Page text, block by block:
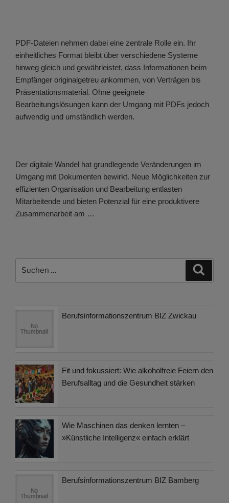
PDF-Dateien nehmen dabei eine zentrale Rolle ein. Ihr
einheitliches Format bleibt über verschiedene Systeme
hinweg gleich und gewährleistet, dass Informationen beim
Empfänger originalgetreu ankommen, von Verträgen bis
Präsentationsmaterial. Ohne geeignete
Bearbeitungslösungen kann der Umgang mit PDFs jedoch
aufwendig und umständlich werden.
Der digitale Wandel hat grundlegende Veränderungen im
Umgang mit Dokumenten bewirkt. Neue Möglichkeiten zur
effizienten Organisation und Bearbeitung entlasten
Mitarbeitende und bieten Potenzial für eine produktivere
Zusammenarbeit am …
Berufsinformationszentrum BIZ Zwickau
Fit und fokussiert: Wie alkoholfreie Feiern den
Berufsalltag und die Gesundheit stärken
Wie Maschinen das denken lernten –
»Künstliche Intelligenz« einfach erklärt
Berufsinformationszentrum BIZ Bamberg